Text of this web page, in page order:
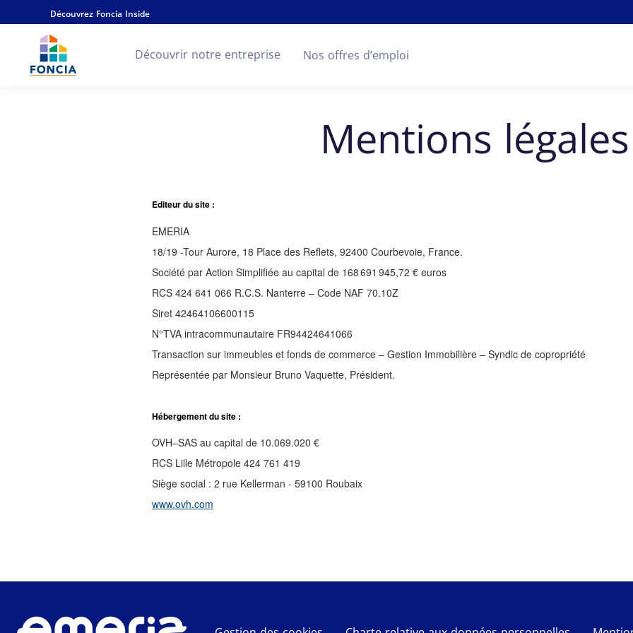
Découvrez Foncia Inside
Découvrir notre entreprise Nos offres d’emploi
Mentions légales
Editeur du site :
EMERIA
18/19 -Tour Aurore, 18 Place des Reflets, 92400 Courbevoie, France.
Société par Action Simplifiée au capital de 168 691 945,72 € euros
RCS 424 641 066 R.C.S. Nanterre – Code NAF 70.10Z
Siret 42464106600115
N°TVA intracommunautaire FR94424641066
Transaction sur immeubles et fonds de commerce – Gestion Immobilière – Syndic de copropriété
Représentée par Monsieur Bruno Vaquette, Président.
Hébergement du site :
OVH–SAS au capital de 10.069.020 €
RCS Lille Métropole 424 761 419
Siège social : 2 rue Kellerman - 59100 Roubaix
www.ovh.com